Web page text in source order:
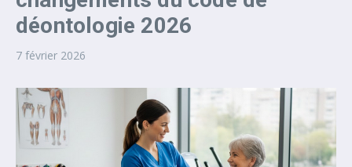
déontologie 2026
7 février 2026